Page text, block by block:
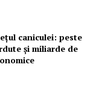
caniculei: peste
și miliarde de